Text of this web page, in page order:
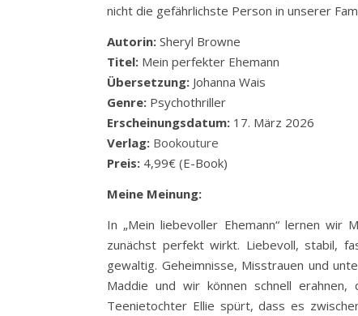
nicht die gefährlichste Person in unserer
Autorin: Sheryl Browne
Titel: Mein perfekter Ehemann
Übersetzung: Johanna Wais
Genre: Psychothriller
Erscheinungsdatum: 17. März 2026
Verlag: Bookouture
Preis: 4,99€ (E-Book)
Meine Meinung:
In „Mein liebevoller Ehemann“ lernen wir
zunächst perfekt wirkt. Liebevoll, stabil,
gewaltig. Geheimnisse, Misstrauen und
Maddie und wir können schnell
Teenietochter Ellie spürt, dass es